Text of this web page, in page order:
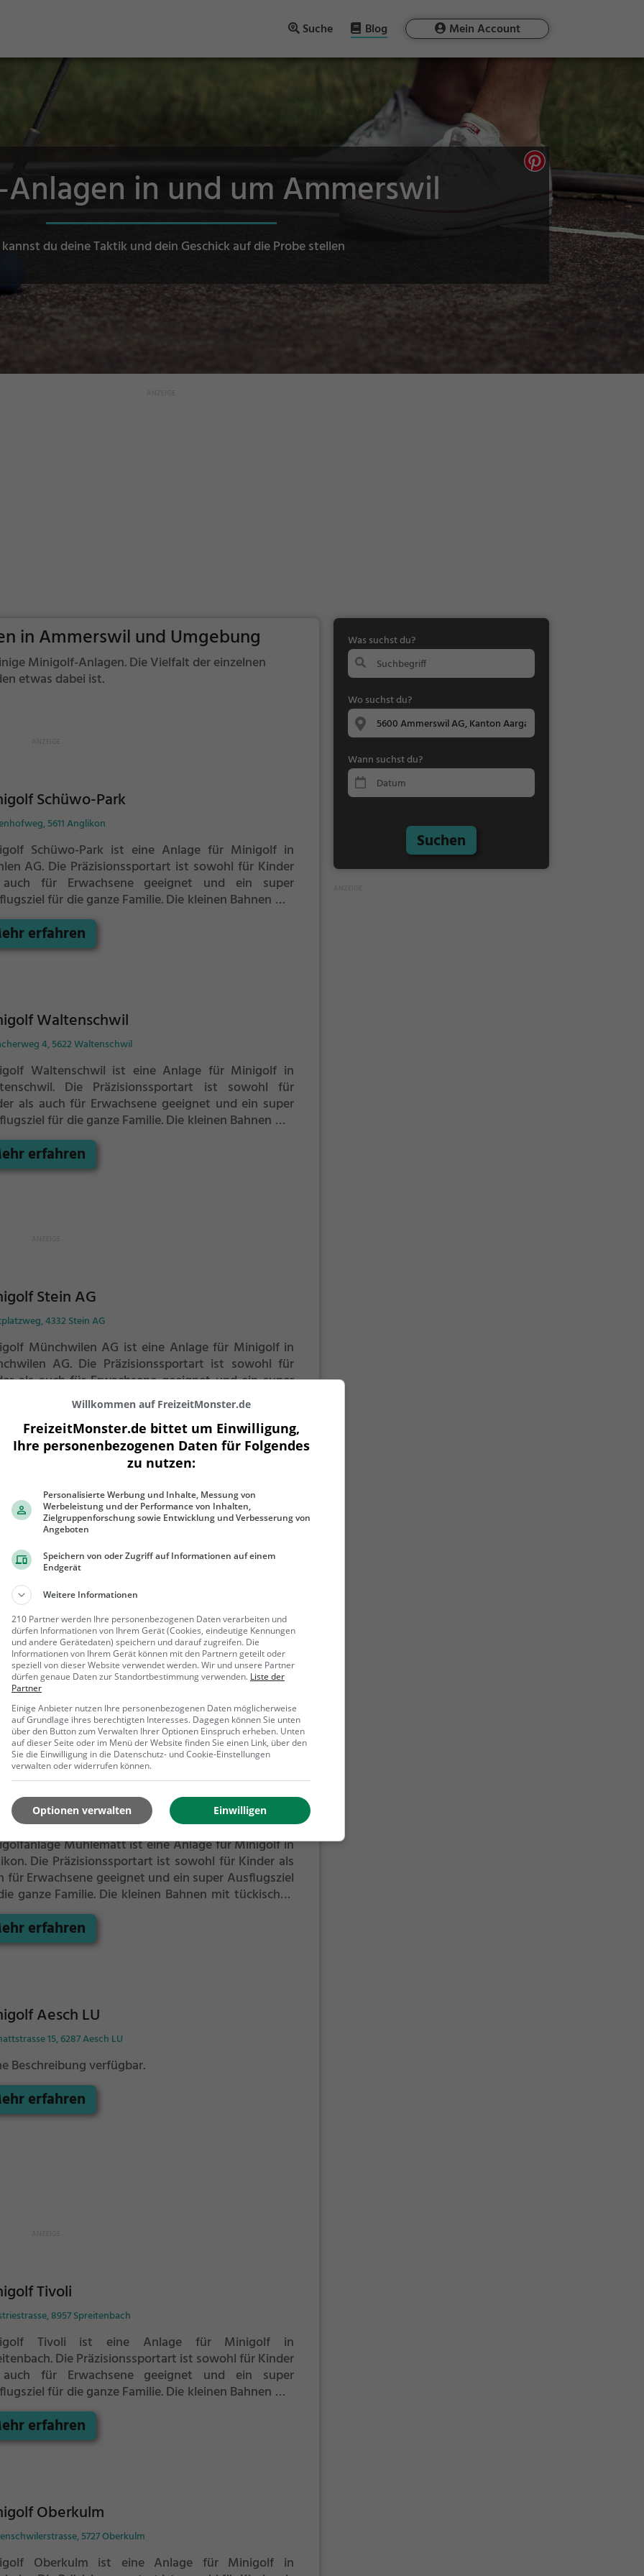
Suche Blog Mein Account
in und um Ammerswil
du deine Taktik und dein Geschick auf die Probe stellen
in Ammerswil und Umgebung
Minigolf-Anlagen. Die Vielfalt der einzelnen
etwas dabei ist.
Schüwo-Park
5611 Anglikon
Schüwo-Park ist eine Anlage für Minigolf in
AG. Die Präzisionssportart ist sowohl für Kinder
für Erwachsene geeignet und ein super
für die ganze Familie.Die kleinen Bahnen mit
Hindernissen laden zu einem
ein - wer schafft es mit den
Schlägen alle Bahnen zu bezwingen?
erfahren
Waltenschwil
4, 5622 Waltenschwil
Waltenschwil ist eine Anlage für Minigolf in
Die Präzisionssportart ist sowohl für
als auch für Erwachsene geeignet und ein super
für die ganze Familie.Die kleinen Bahnen mit
Hindernissen laden zu einem
ein - wer schafft es mit den
Schlägen alle Bahnen zu bezwingen?
erfahren
Stein AG
4332 Stein AG
Münchwilen AG ist eine Anlage für Minigolf in
AG. Die Präzisionssportart ist sowohl für
als auch für Erwachsene geeignet und ein super
für die ganze Familie.Die kleinen Bahnen mit
Hindernissen laden zu einem
ein - wer schafft es mit den
Schlägen alle Bahnen zu bezwingen?
Mehr erfahren
Vindonissa
Vindonissa ist eine Anlage für Minigolf in Windisch.
Präzisionssportart ist sowohl für Kinder als auch für
geeignet und ein super Ausflugsziel für die
Familie. Die kleinen Bahnen mit tückischen
laden zu einem
ein - wer schafft es mit den
Schlägen alle Bahnen zu bezwingen?
Mehr erfahren
Mühlematt
8953 Dietikon
Mühlematt ist eine Anlage für Minigolf in
Die Präzisionssportart ist sowohl für Kinder als
für Erwachsene geeignet und ein super Ausflugsziel
ganze Familie. Die kleinen Bahnen mit tückischen
laden zu einem
ein - wer schafft es mit den
Schlägen alle Bahnen zu bezwingen?
erfahren
Aesch LU
15, 6287 Aesch LU
Beschreibung verfügbar.
erfahren
Tivoli
8957 Spreitenbach
Tivoli ist eine Anlage für Minigolf in
Die Präzisionssportart ist sowohl für Kinder
für Erwachsene geeignet und ein super
für die ganze Familie.Die kleinen Bahnen mit
Hindernissen laden zu einem
ein - wer schafft es mit den
Schlägen alle Bahnen zu bezwingen?
erfahren
Oberkulm
5727 Oberkulm
Oberkulm ist eine Anlage für Minigolf in
Was suchst du?
Wo suchst du?
Wann suchst du?
Suchen
Willkommen auf FreizeitMonster.de
FreizeitMonster.de bittet um Einwilligung,
Ihre personenbezogenen Daten für Folgendes
zu nutzen:
Personalisierte Werbung und Inhalte, Messung von
Werbeleistung und der Performance von Inhalten,
Zielgruppenforschung sowie Entwicklung und Verbesserung von
Angeboten
Speichern von oder Zugriff auf Informationen auf einem
Endgerät
Weitere Informationen
210 Partner werden Ihre personenbezogenen Daten verarbeiten und
dürfen Informationen von Ihrem Gerät (Cookies, eindeutige Kennungen
und andere Gerätedaten) speichern und darauf zugreifen. Die
Informationen von Ihrem Gerät können mit den Partnern geteilt oder
speziell von dieser Website verwendet werden. Wir und unsere Partner
dürfen genaue Daten zur Standortbestimmung verwenden. Liste der
Partner
Einige Anbieter nutzen Ihre personenbezogenen Daten möglicherweise
auf Grundlage ihres berechtigten Interesses. Dagegen können Sie unten
über den Button zum Verwalten Ihrer Optionen Einspruch erheben. Unten
auf dieser Seite oder im Menü der Website finden Sie einen Link, über den
Sie die Einwilligung in die Datenschutz- und Cookie-Einstellungen
verwalten oder widerrufen können.
Einwilligen
Optionen verwalten